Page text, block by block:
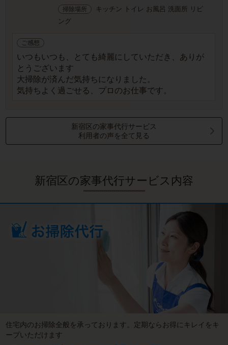
掃除場所
キッチン トイレ お風呂 洗面所 リビ
ング
ご感想
いつもいつも、とても綺麗にしていただき、ありが
とうございます
大掃除が済んだ気持ちになりました。
気持ちよく過ごせる、プロのお仕事です。
新宿区の家事代行サービス
利用者の声を全て見る
新宿区の家事代行サービス内容
住宅内のお掃除全般を承っております。定期ならお得にキレイをキ
ープいただけます